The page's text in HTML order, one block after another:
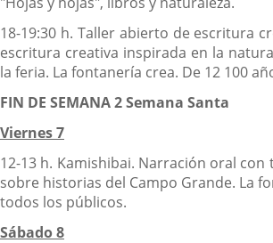
18-19:30 h. Taller abierto de escritura
escritura creativa inspirada en la
la feria. La fontanería crea. De 12 100
FIN DE SEMANA 2 Semana Santa
Viernes 7
12-13 h. Kamishibai. Narración oral
sobre historias del Campo Grande. La
todos los públicos.
Sábado 8